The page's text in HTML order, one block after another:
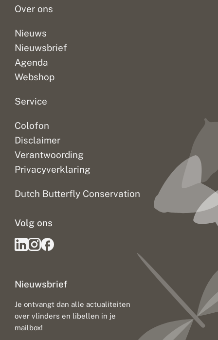
Over ons
Nieuws
Nieuwsbrief
Agenda
Webshop
Service
Colofon
Disclaimer
Verantwoording
Privacyverklaring
Dutch Butterfly Conservation
Nieuwsbrief
Je ontvangt dan alle actualiteiten
over vlinders en libellen in je
mailbox!
Volg ons